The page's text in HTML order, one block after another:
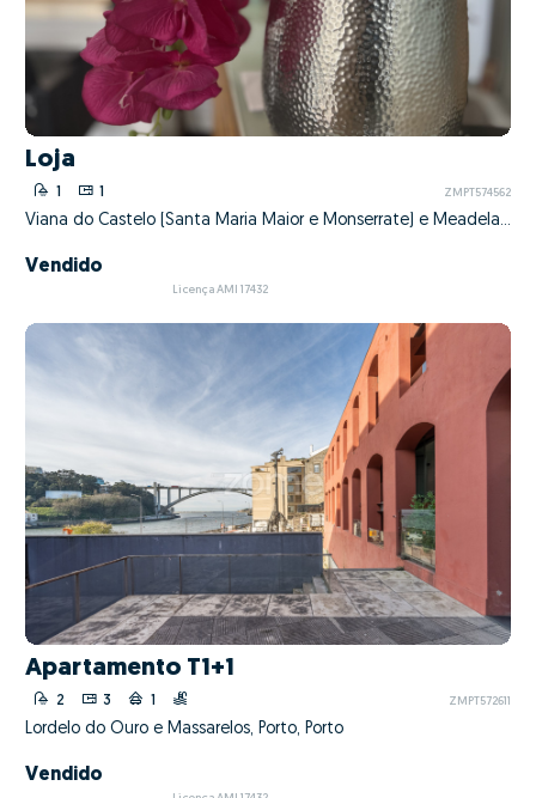
Loja
1 1 ZMPT574562
Viana do Castelo (Santa Maria Maior e Monserrate) e Meadela, Viana do Castelo, Viana do Castelo
Vendido
Licença AMI 17432
Apartamento T1+1
2 3 1 ZMPT572611
Lordelo do Ouro e Massarelos, Porto, Porto
Vendido